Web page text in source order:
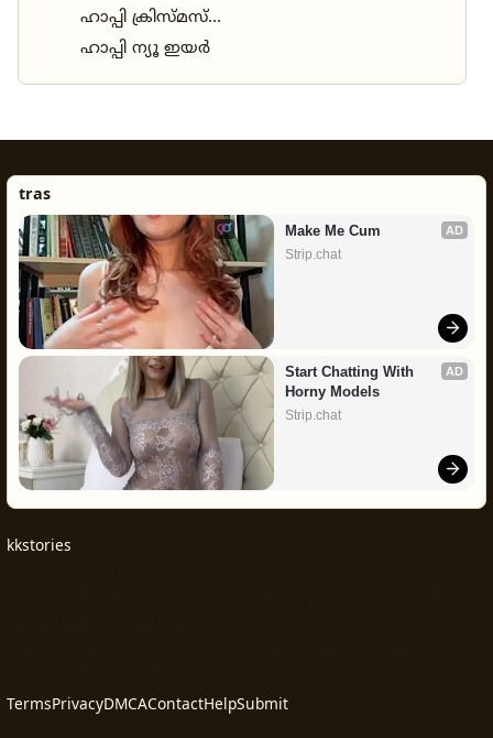
ഹാപ്പി ക്രിസ്മസ്...
ഹാപ്പി ന്യൂ ഇയർ
tras
AD
Make Me Cum
Strip.chat
AD
Start Chatting With
Horny Models
Strip.chat
kkstories
TermsPrivacyDMCAContactHelpSubmit